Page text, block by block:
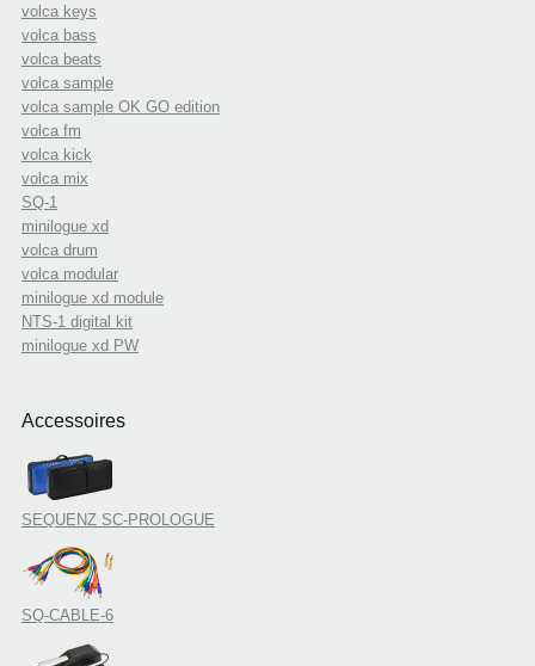
volca keys
volca bass
volca beats
volca sample
volca sample OK GO edition
volca fm
volca kick
volca mix
SQ-1
minilogue xd
volca drum
volca modular
minilogue xd module
NTS-1 digital kit
minilogue xd PW
Accessoires
SEQUENZ SC-PROLOGUE
SQ-CABLE-6